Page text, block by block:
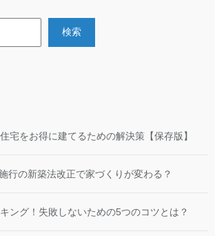
検索
宅をお得に建てるための解決策【保存版】
行の新築法改正で家づくりが変わる？
ング！失敗しないための5つのコツとは？